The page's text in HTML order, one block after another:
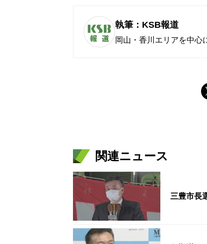
執筆：KSB報道
岡山・香川エリアを中心
関連ニュース
三豊市長